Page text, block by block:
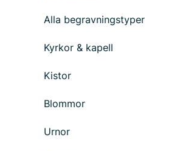
Alla begravningstyper
Kyrkor & kapell
Kistor
Blommor
Urnor